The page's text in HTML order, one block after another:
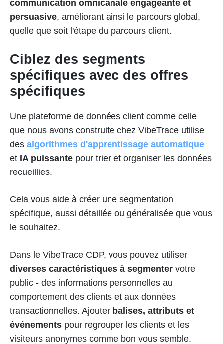
communication omnicanale engageante et
persuasive, améliorant ainsi le parcours global,
quelle que soit l'étape du parcours client.
Ciblez des segments
spécifiques avec des offres
spécifiques
Une plateforme de données client comme celle
que nous avons construite chez VibeTrace utilise
des algorithmes d'apprentissage automatique
et IA puissante pour trier et organiser les données
recueillies.
Cela vous aide à créer une segmentation
spécifique, aussi détaillée ou généralisée que vous
le souhaitez.
Dans le VibeTrace CDP, vous pouvez utiliser
diverses caractéristiques à segmenter votre
public - des informations personnelles au
comportement des clients et aux données
transactionnelles. Ajouter balises, attributs et
événements pour regrouper les clients et les
visiteurs anonymes comme bon vous semble.